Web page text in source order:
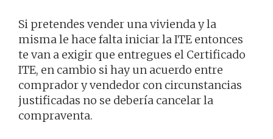
Si pretendes vender una vivienda y la
misma le hace falta iniciar la ITE entonces
te van a exigir que entregues el Certificado
ITE, en cambio si hay un acuerdo entre
comprador y vendedor con circunstancias
justificadas no se debería cancelar la
compraventa.